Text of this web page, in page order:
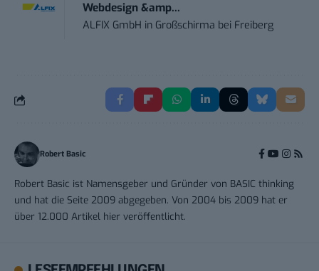
Webdesign &amp...
ALFIX GmbH in Großschirma bei Freiberg
Robert Basic
Robert Basic ist Namensgeber und Gründer von BASIC thinking
und hat die Seite 2009 abgegeben. Von 2004 bis 2009 hat er
über 12.000 Artikel hier veröffentlicht.